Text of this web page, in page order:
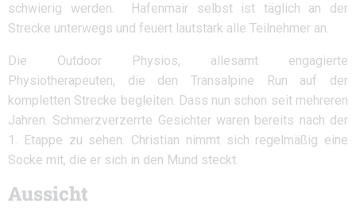
schwierig werden.
Hafenmair selbst ist täglich an der
Strecke unterwegs und feuert lautstark alle Teilnehmer an.
Die Outdoor Physios, allesamt engagierte
Physiotherapeuten, die den Transalpine Run auf der
kompletten Strecke begleiten. Dass nun schon seit mehreren
Jahren. Schmerzverzerrte Gesichter waren bereits nach der
1. Etappe zu sehen. Christian nimmt sich regelmäßig eine
Socke mit, die er sich in den Mund steckt.
Aussicht